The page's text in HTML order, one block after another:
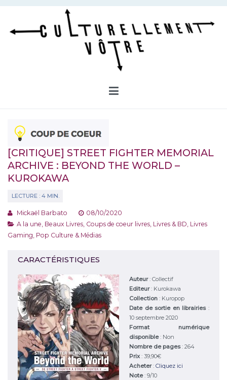
Aller
contenu
[CRITIQUE] STREET FIGHTER MEMORIAL
ARCHIVE : BEYOND THE WORLD –
KUROKAWA
Mickaël Barbato
08/10/2020
A la une Beaux Livres Coups de coeur livres Livres & BD Livres
Gaming Pop Culture & Médias
CARACTÉRISTIQUES
Auteur: Collectif
Editeur: Kurokawa
Collection : Kuropop
Date de sortie en librairies :
10 septembre 2020
Format numérique
disponible: Non
Nombre de pages: 264
Prix: 39,90€
Acheter: Cliquez ici
Note: 9/10